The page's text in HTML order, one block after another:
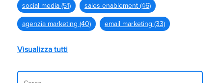
social media (51) sales enablement (46)
agenzia marketing (40) email marketing (33)
Visualizza tutti